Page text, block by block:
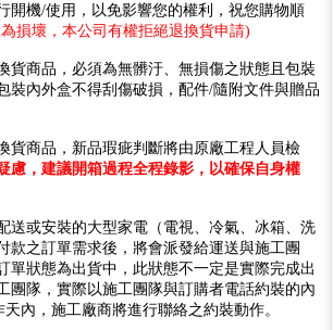
開機/使用，以免影響您的權利，祝您購物順
損壞，本公司有權拒絕退換貨申請)
貨商品，必須為無髒汙、無損傷之狀態且包裝
裝內外盒不得刮傷破損，配件/隨附文件與贈品
貨商品，新品瑕疵判斷將由原廠工程人員檢
慮，建議開箱過程全程錄影，以確保自身權
送或安裝的大型家電（電視、冷氣、冰箱、洗
款之訂單需求後，將會派發給運送與施工團
單狀態為出貨中，此狀態不一定是實際完成出
團隊，實際以施工團隊與訂購者電話約裝的內
內，施工廠商將進行聯絡之約裝動作。